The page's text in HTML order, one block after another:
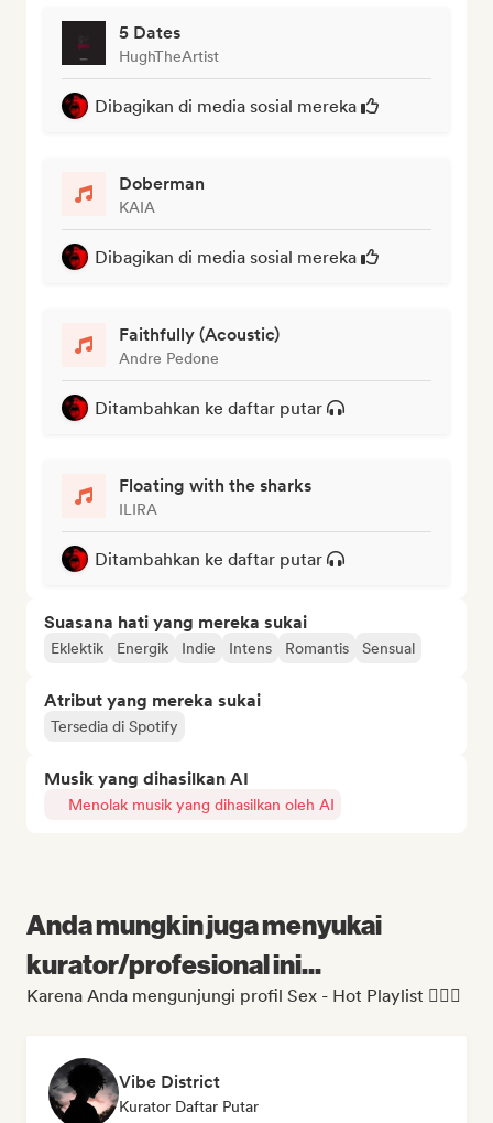
5 Dates
HughTheArtist
Dibagikan di media sosial mereka
Doberman
KAIA
Dibagikan di media sosial mereka
Faithfully (Acoustic)
Andre Pedone
Ditambahkan ke daftar putar
Floating with the sharks
ILIRA
Ditambahkan ke daftar putar
Suasana hati yang mereka sukai
Eklektik Energik Indie Intens Romantis Sensual
Atribut yang mereka sukai
Tersedia di Spotify
Musik yang dihasilkan AI
Menolak musik yang dihasilkan oleh AI
Anda mungkin juga menyukai
kurator/profesional ini...
Karena Anda mengunjungi profil Sex - Hot Playlist ❤️‍🔥🔞
Vibe District
Kurator Daftar Putar